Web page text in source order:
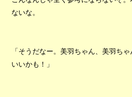
ないな。
「そうだなー。美羽ちゃん、美羽ち
いいかも！」